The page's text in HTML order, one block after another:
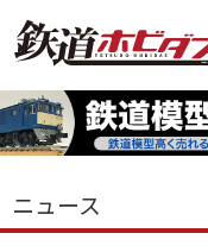
ニュース